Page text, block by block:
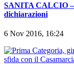
SANITA CALCIO
dichiarazioni
6 Nov 2016, 16:24